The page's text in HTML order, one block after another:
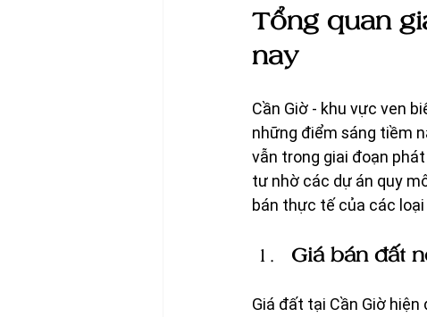
Tổng quan
nay
Cần Giờ - khu vực ven
những điểm sáng tiềm
vẫn trong giai đoạn
tư nhờ các dự án quy
bán thực tế của các
Giá bán đất
Giá đất tại Cần Giờ